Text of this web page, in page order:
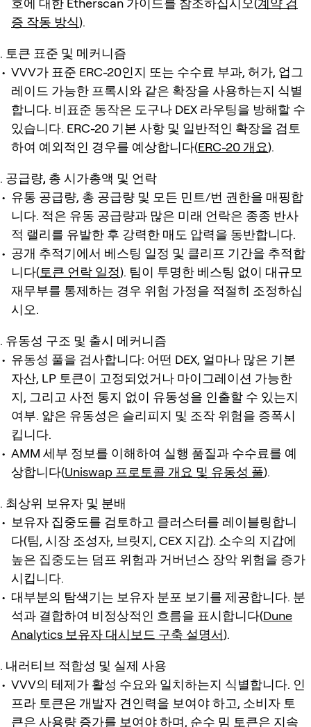
호에 대한 Etherscan 가이드를 참조하십시오(계약 검
증 작동 방식).
토큰 표준 및 메커니즘
VVV가 표준 ERC-20인지 또는 수수료 부과, 허가, 업그
레이드 가능한 프록시와 같은 확장을 사용하는지 식별
합니다. 비표준 동작은 도구나 DEX 라우팅을 방해할 수
있습니다. ERC-20 기본 사항 및 일반적인 확장을 검토
하여 예외적인 경우를 예상합니다(ERC-20 개요).
공급량, 총 시가총액 및 언락
유통 공급량, 총 공급량 및 모든 민트/번 권한을 매핑합
니다. 적은 유동 공급량과 많은 미래 언락은 종종 반사
적 랠리를 유발한 후 강력한 매도 압력을 동반합니다.
공개 추적기에서 베스팅 일정 및 클리프 기간을 추적합
니다(토큰 언락 일정). 팀이 투명한 베스팅 없이 대규모
재무부를 통제하는 경우 위험 가정을 적절히 조정하십
시오.
유동성 구조 및 출시 메커니즘
유동성 풀을 검사합니다: 어떤 DEX, 얼마나 많은 기본
자산, LP 토큰이 고정되었거나 마이그레이션 가능한
지, 그리고 사전 통지 없이 유동성을 인출할 수 있는지
여부. 얇은 유동성은 슬리피지 및 조작 위험을 증폭시
킵니다.
AMM 세부 정보를 이해하여 실행 품질과 수수료를 예
상합니다(Uniswap 프로토콜 개요 및 유동성 풀).
최상위 보유자 및 분배
보유자 집중도를 검토하고 클러스터를 레이블링합니
다(팀, 시장 조성자, 브릿지, CEX 지갑). 소수의 지갑에
높은 집중도는 덤프 위험과 거버넌스 장악 위험을 증가
시킵니다.
대부분의 탐색기는 보유자 분포 보기를 제공합니다. 분
석과 결합하여 비정상적인 흐름을 표시합니다(Dune
Analytics 보유자 대시보드 구축 설명서).
내러티브 적합성 및 실제 사용
VVV의 테제가 활성 수요와 일치하는지 식별합니다. 인
프라 토큰은 개발자 견인력을 보여야 하고, 소비자 토
큰은 사용량 증가를 보여야 하며, 순수 밈 토큰은 지속